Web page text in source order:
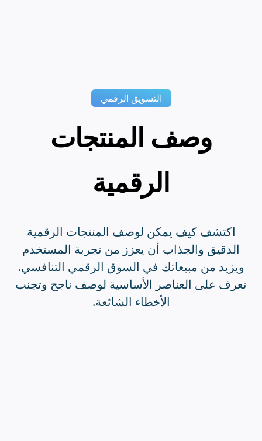
التسويق الرقمي
وصف المنتجات
الرقمية
اكتشف كيف يمكن لوصف المنتجات الرقمية
الدقيق والجذاب أن يعزز من تجربة المستخدم
ويزيد من مبيعاتك في السوق الرقمي التنافسي.
تعرف على العناصر الأساسية لوصف ناجح وتجنب
الأخطاء الشائعة.